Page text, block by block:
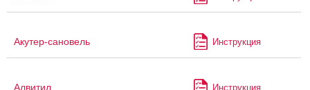
Акутер-сановель Инструкция
Алвитил Инструкция